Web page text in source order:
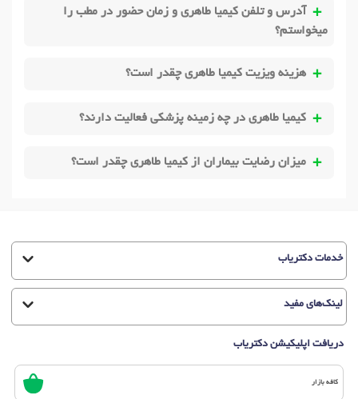
آدرس و تلفن کیمیا طاهری و زمان حضور در مطب را
میخواستم؟
هزینه ویزیت کیمیا طاهری چقدر است؟
کیمیا طاهری در چه زمینه پزشکی فعالیت دارند؟
میزان رضایت بیماران از کیمیا طاهری چقدر است؟
خدمات دکتریاب
لینک‌های مفید
دریافت اپلیکیشن دکتریاب
کافه بازار